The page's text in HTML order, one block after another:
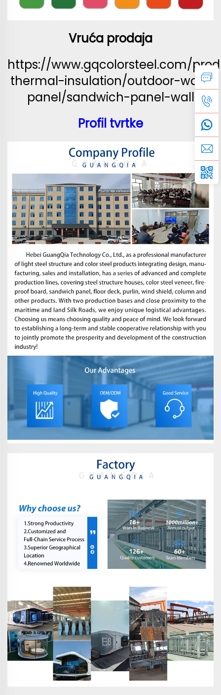
Vruća prodaja
https://www.gqcolorsteel.com/
thermal-insulation/outdoor-wall-
panel/sandwich-panel-wall
Profil tvrtke